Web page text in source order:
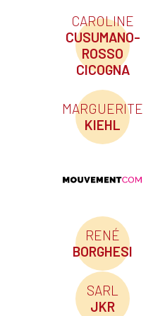
CAROLINE
CUSUMANO-
ROSSO
CICOGNA
MARGUERITE
KIEHL
RENÉ
BORGHESI
SARL
JKR